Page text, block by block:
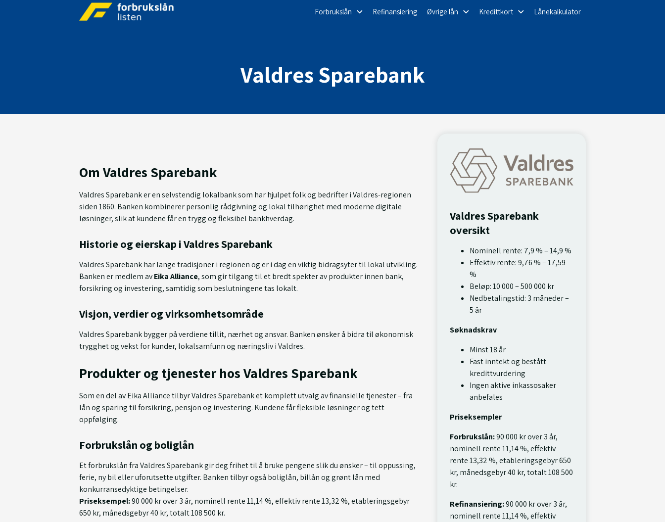
Forbrukslån Refinansiering Øvrige lån Kredittkort Lånekalkulator
Valdres Sparebank
Valdres Sparebank
oversikt
Nominell rente: 7,9 % – 14,9 %
Effektiv rente: 9,76 % – 17,59
%
Beløp: 10 000 – 500 000 kr
Nedbetalingstid: 3 måneder –
5 år
Søknadskrav
Minst 18 år
Fast inntekt og bestått
kredittvurdering
Ingen aktive inkassosaker
anbefales
Priseksempler
Forbrukslån:90 000 kr over 3 år,
nominell rente 11,14 %, effektiv
rente 13,32 %, etableringsgebyr 650
kr, månedsgebyr 40 kr, totalt 108 500
kr.
Refinansiering:90 000 kr over 3 år,
nominell rente 11,14 %, effektiv
Om Valdres Sparebank
Valdres Sparebank er en selvstendig lokalbank som har hjulpet folk og bedrifter i Valdres-regionen
siden 1860. Banken kombinerer personlig rådgivning og lokal tilhørighet med moderne digitale
løsninger, slik at kundene får en trygg og fleksibel bankhverdag.
Historie og eierskap i Valdres Sparebank
Valdres Sparebank har lange tradisjoner i regionen og er i dag en viktig bidragsyter til lokal utvikling.
Banken er medlem avEika Alliance, som gir tilgang til et bredt spekter av produkter innen bank,
forsikring og investering, samtidig som beslutningene tas lokalt.
Visjon, verdier og virksomhetsområde
Valdres Sparebank bygger på verdiene tillit, nærhet og ansvar. Banken ønsker å bidra til økonomisk
trygghet og vekst for kunder, lokalsamfunn og næringsliv i Valdres.
Produkter og tjenester hos Valdres Sparebank
Som en del av Eika Alliance tilbyr Valdres Sparebank et komplett utvalg av finansielle tjenester – fra
lån og sparing til forsikring, pensjon og investering. Kundene får fleksible løsninger og tett
oppfølging.
Forbrukslån og boliglån
Et forbrukslån fra Valdres Sparebank gir deg frihet til å bruke pengene slik du ønsker – til oppussing,
ferie, ny bil eller uforutsette utgifter. Banken tilbyr også boliglån, billån og grønt lån med
konkurransedyktige betingelser.
Priseksempel:90 000 kr over 3 år, nominell rente 11,14 %, effektiv rente 13,32 %, etableringsgebyr
650 kr, månedsgebyr 40 kr, totalt 108 500 kr.